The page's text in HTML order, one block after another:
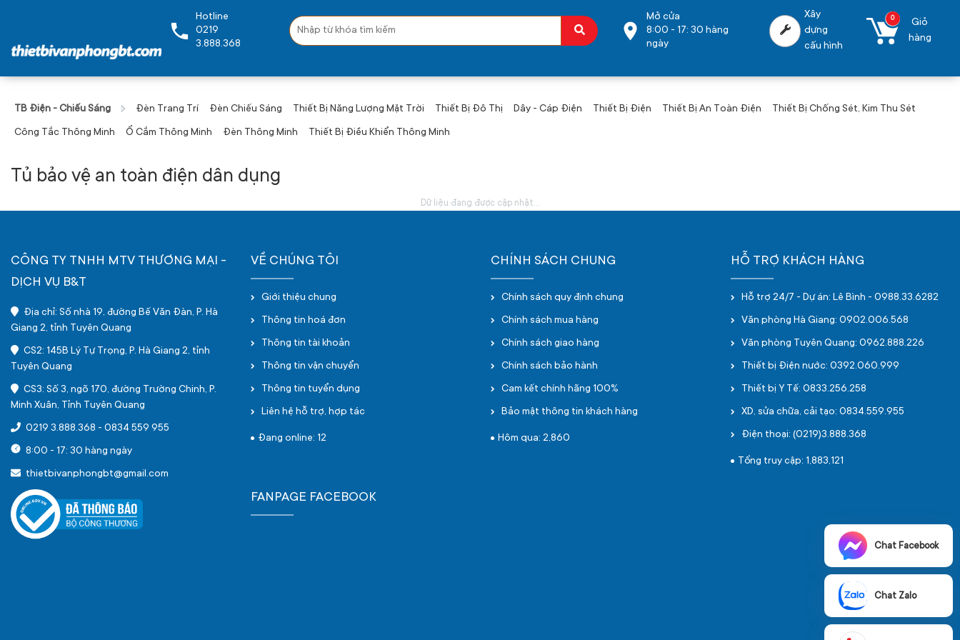
Hotline
0219
3.888.368
Mở cửa
8:00 - 17: 30 hàng
ngày
Xây
dựng
cấu hình
0
Giỏ
hàng
TB Điện - Chiếu Sáng Đèn Trang Trí Đèn Chiếu Sáng Thiết Bị Năng Lượng Mặt Trời Thiết Bị Đô Thị Dây - Cáp Điện Thiết Bị Điện Thiết Bị An Toàn Điện Thiết Bị Chống Sét, Kim Thu Sét
Công Tắc Thông Minh Ổ Cắm Thông Minh Đèn Thông Minh Thiết Bị Điều Khiển Thông Minh
Tủ bảo vệ an toàn điện dân dụng
Dữ liệu đang được cập nhật...
CÔNG TY TNHH MTV THƯƠNG MẠI -
DỊCH VỤ B&T
Địa chỉ: Số nhà 19, đường Bế Văn Đàn, P. Hà
Giang 2, tỉnh Tuyên Quang
CS2: 145B Lý Tự Trọng, P. Hà Giang 2, tỉnh
Tuyên Quang
CS3: Số 3, ngõ 170, đường Trường Chinh, P.
Minh Xuân, Tỉnh Tuyên Quang
0219 3.888.368 - 0834 559 955
8:00 - 17: 30 hàng ngày
thietbivanphongbt@gmail.com
VỀ CHÚNG TÔI
Giới thiệu chung
Thông tin hoá đơn
Thông tin tài khoản
Thông tin vận chuyển
Thông tin tuyển dụng
Liên hệ hỗ trợ, hợp tác
Đang online: 12
CHÍNH SÁCH CHUNG
Chính sách quy định chung
Chính sách mua hàng
Chính sách giao hàng
Chính sách bảo hành
Cam kết chính hãng 100%
Bảo mật thông tin khách hàng
Hôm qua: 2,860
HỖ TRỢ KHÁCH HÀNG
Hỗ trợ 24/7 - Dự án: Lê Bình - 0988.33.6282
Văn phòng Hà Giang: 0902.006.568
Văn phòng Tuyên Quang: 0962.888.226
Thiết bị Điện nước: 0392.060.999
Thiết bị Y Tế: 0833.256.258
XD, sửa chữa, cải tạo: 0834.559.955
Điện thoại: (0219)3.888.368
Tổng truy cập: 1,883,121
FANPAGE FACEBOOK
Chat Facebook
Chat Zalo